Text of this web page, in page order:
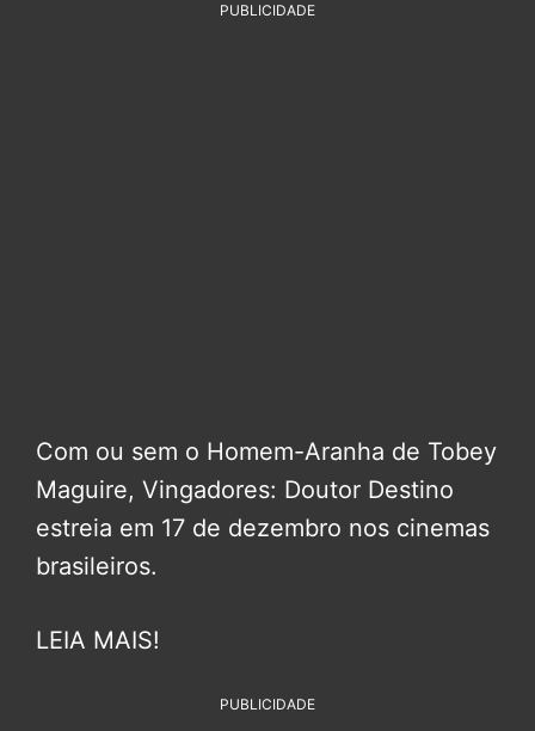
PUBLICIDADE
Com ou sem o Homem-Aranha de Tobey
Maguire, Vingadores: Doutor Destino
estreia em 17 de dezembro nos cinemas
brasileiros.
LEIA MAIS!
PUBLICIDADE